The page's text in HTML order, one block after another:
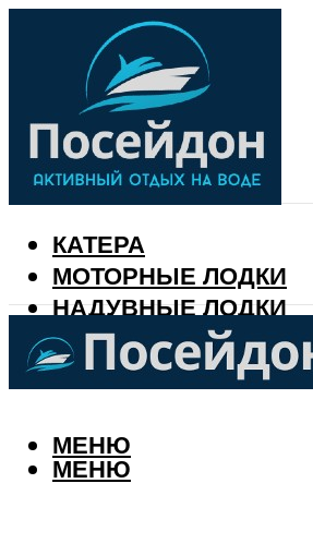
КАТЕРА
МОТОРНЫЕ ЛОДКИ
НАДУВНЫЕ ЛОДКИ
РЫБАЛКА
КАЛЕНДАРЬ РЫБАКА
МЕНЮ
МЕНЮ